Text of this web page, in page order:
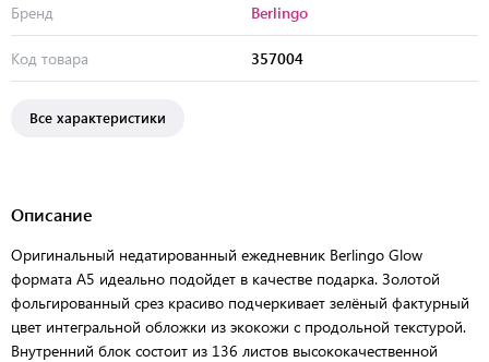
Бренд Berlingo
Код товара 357004
Все характеристики
Описание
Оригинальный недатированный ежедневник Berlingo Glow
формата А5 идеально подойдет в качестве подарка. Золотой
фольгированный срез красиво подчеркивает зелёный фактурный
цвет интегральной обложки из экокожи с продольной текстурой.
Внутренний блок состоит из 136 листов высококачественной